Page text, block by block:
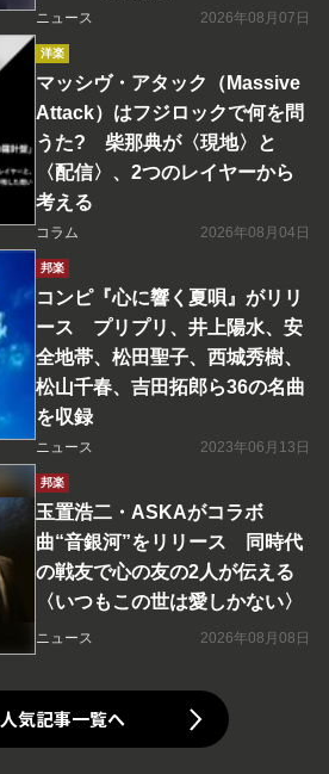
ニュース 2026年08月07日
洋楽
マッシヴ・アタック（Massive
Attack）はフジロックで何を問
うた? 柴那典が〈現地〉と
〈配信〉、2つのレイヤーから
考える
コラム 2026年08月04日
邦楽
コンピ『心に響く夏唄』がリリ
ース プリプリ、井上陽水、安
全地帯、松田聖子、西城秀樹、
松山千春、吉田拓郎ら36の名曲
を収録
ニュース 2023年06月13日
邦楽
玉置浩二・ASKAがコラボ
曲“音銀河”をリリース 同時代
の戦友で心の友の2人が伝える
〈いつもこの世は愛しかない〉
ニュース 2026年08月08日
人気記事一覧へ